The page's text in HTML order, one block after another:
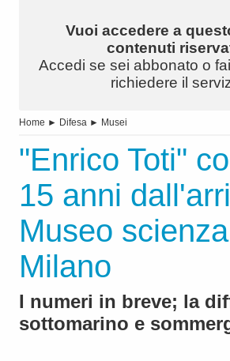
Vuoi accedere a
contenuti
Accedi se sei abbonato o
richiedere il
Home ► Difesa ► Musei
"Enrico Toti"
15 anni
Museo
Milano
I numeri in breve; la
sottomarino e